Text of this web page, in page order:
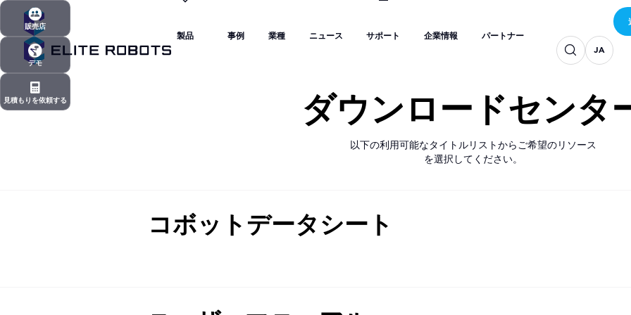
販売店
販売店
デモ
デモ
見積もりを依頼する
製品
事例
業種
ニュース
サポート
企業情報
パートナー
JA
JA
JA
JA
JA
ダウンロードセンタ
以下の利用可能なタイトルリストからご希望のリソース
を選択してください。
コボットデータシート